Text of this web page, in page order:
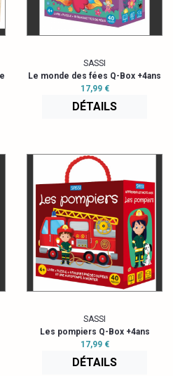
SASSI
Le monde des fées Q-Box +4ans
17,99 €
DÉTAILS
SASSI
Les pompiers Q-Box +4ans
17,99 €
DÉTAILS